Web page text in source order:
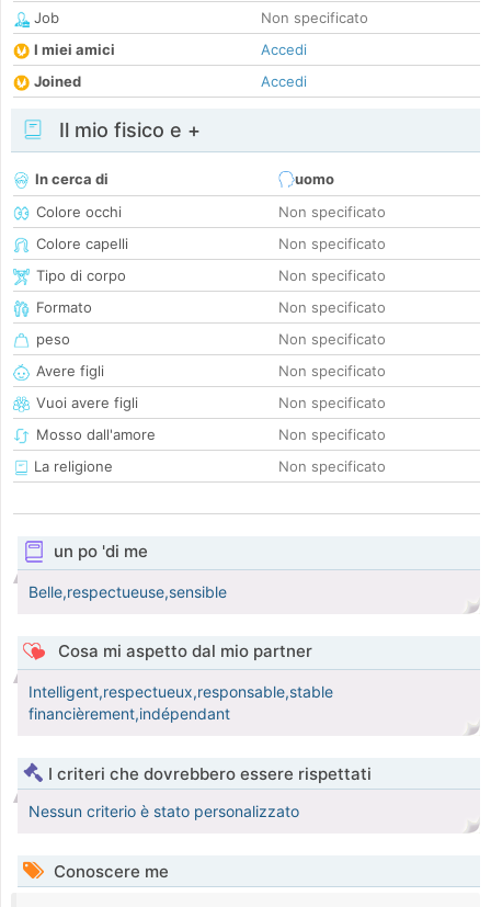
Job
Non specificato
I miei amici
Accedi
Joined
Accedi
Il mio fisico e +
In cerca di
uomo
Colore occhi
Non specificato
Colore capelli
Non specificato
Tipo di corpo
Non specificato
Formato
Non specificato
peso
Non specificato
Avere figli
Non specificato
Vuoi avere figli
Non specificato
Mosso dall'amore
Non specificato
La religione
Non specificato
un po 'di me
Belle,respectueuse,sensible
Cosa mi aspetto dal mio partner
Intelligent,respectueux,responsable,stable
financièrement,indépendant
I criteri che dovrebbero essere rispettati
Nessun criterio è stato personalizzato
Conoscere me